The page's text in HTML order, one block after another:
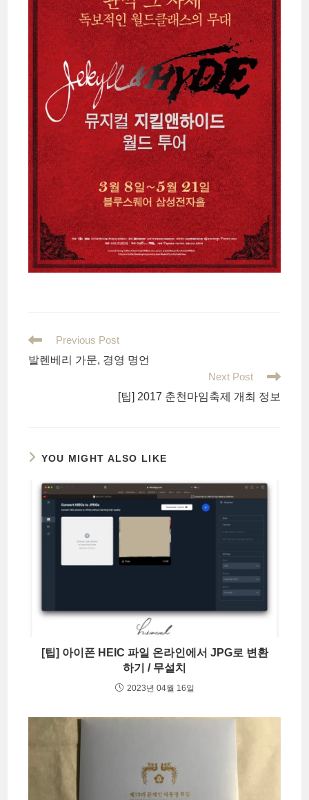
Read
articles
Previous Post
발렌베리 가문, 경영 명언
Next Post
[팁] 2017 춘천마임축제 개최 정보
YOU MIGHT ALSO LIKE
[팁] 아이폰 HEIC 파일 온라인에서 JPG로 변환
하기 / 무설치
2023년 04월 16일